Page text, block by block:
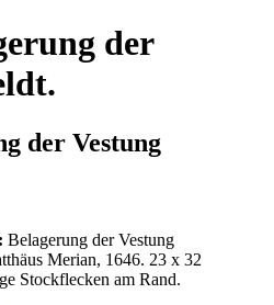
der
der Vestung
Belagerung der Vestung
Merian, 1646. 23 x 32
Stockflecken am Rand.